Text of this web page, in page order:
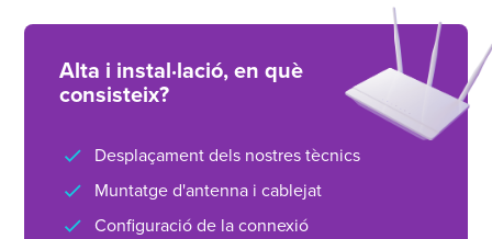
Alta i instal·lació, en què
consisteix?
Desplaçament dels nostres tècnics
Muntatge d'antenna i cablejat
Configuració de la connexió